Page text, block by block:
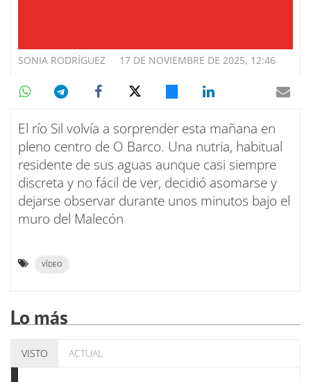
17 DE NOVIEMBRE DE 2025, 12:46
SONIA RODRÍGUEZ
El río Sil volvía a sorprender esta mañana en
pleno centro de O Barco. Una nutria, habitual
residente de sus aguas aunque casi siempre
discreta y no fácil de ver, decidió asomarse y
dejarse observar durante unos minutos bajo el
muro del Malecón
VÍDEO
Lo más
VISTO ACTUAL